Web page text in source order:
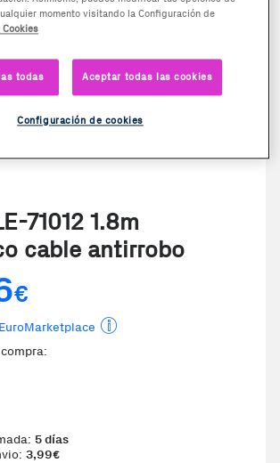
71012 1.8m
cable antirrobo
€
EuroMarketplace
5 días
3,99€
momento visitando la Configuración de
todas Aceptar todas las cookies
Configuración de cookies